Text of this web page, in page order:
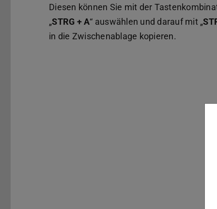
Diesen können Sie mit der
„STRG + A“ auswählen und darauf mit „
in die Zwischenablage kopieren.